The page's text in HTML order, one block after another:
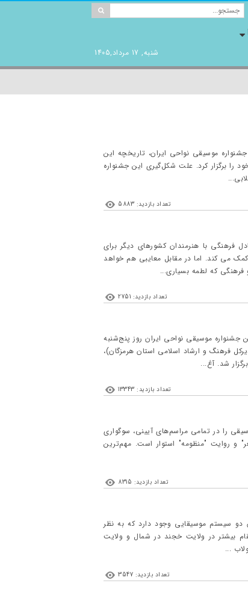
شنبه, 17 مرداد,1405
موسیقی نواحی ایران، تاریخچه این
کرد و گفت: جشنواره موسیقی نواحی ایران در سال ۱۳۷۸ نخستین دوره خود را برگزار کرد. علت شکل‌گیری این جشنواره
تعداد بازدید: 5883
فرهنگی با هنرمندان کشورهای دیگر برای
می کند. اما در مقابل معایبی هم خواهد
که لطمه بسیاری...
تعداد بازدید: 2751
موسیقی نواحی ایران روز پنج‌شنبه
فرهنگ و ارشاد اسلامی استان هرمزگان)،
شد. آغ...
تعداد بازدید: 13343
را در تمامی مراسم‌های آیینی، سوگواری
و روایت "منظومه" استوار است. مهم‌ترین
تعداد بازدید: 8315
سیستم موسیقایی وجود دارد که به نظر
بیشتر در ولایت خجند در شمال و ولایت
...
تعداد بازدید: 3547